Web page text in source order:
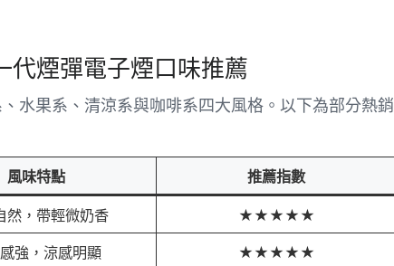
代煙彈電子煙口味推薦
水果系、清涼系與咖啡系四大風格。以下為部分熱銷
風味特點 推薦指數
然，帶輕微奶香 ★★★★★
強，涼感明顯 ★★★★★